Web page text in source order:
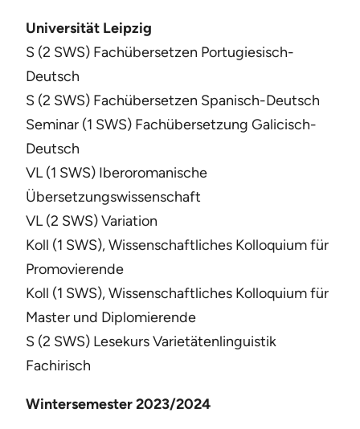
Universität Leipzig
S (2 SWS) Fachübersetzen Portugiesisch-
Deutsch
S (2 SWS) Fachübersetzen Spanisch-Deutsch
Seminar (1 SWS) Fachübersetzung Galicisch-
Deutsch
VL (1 SWS) Iberoromanische
Übersetzungswissenschaft
VL (2 SWS) Variation
Koll (1 SWS), Wissenschaftliches Kolloquium für
Promovierende
Koll (1 SWS), Wissenschaftliches Kolloquium für
Master und Diplomierende
S (2 SWS) Lesekurs Varietätenlinguistik
Fachirisch
Wintersemester 2023/2024